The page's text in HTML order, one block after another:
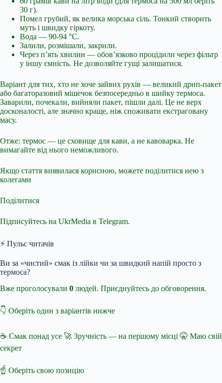
30 г).
Помел грубий, як велика морська сіль. Тонкий створить
муть і швидку гіркоту.
Вода — 90-94 °C.
Залили, розмішали, закрили.
Через п’ять хвилин — обов’язково процідили через фільтр
у іншу ємність. Не дозволяйте гущі залишатися.
Варіант для тих, хто не хоче зайвих рухів — великий дрип-пакет
або багаторазовий мішечок безпосередньо в шийку термоса.
Заварили, почекали, вийняли пакет, пішли далі. Це не верх
досконалості, але значно краще, ніж споживати екстраговану
масу.
Отже: термос — це сховище для кави, а не кавоварка. Не
вимагайте від нього неможливого.
Якщо стаття виявилася корисною, можете поділитися нею з
колегами
Поділитися
Підписуйтесь на UkrMedia в Telegram.
⚡ Пульс читачів
Ви за «чистий» смак із лійки чи за швидкий напій просто з
термоса?
Вже проголосували 0 людей. Приєднуйтесь до обговорення.
👇 Оберіть один з варіантів нижче
☕ Смак понад усе 🚀 Зручність — на першому місці 🤫 Маю свій
секрет
☝️ Оберіть свою позицію